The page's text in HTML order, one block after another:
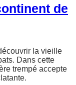
de
la vieille
Dans cette
trempé accepte